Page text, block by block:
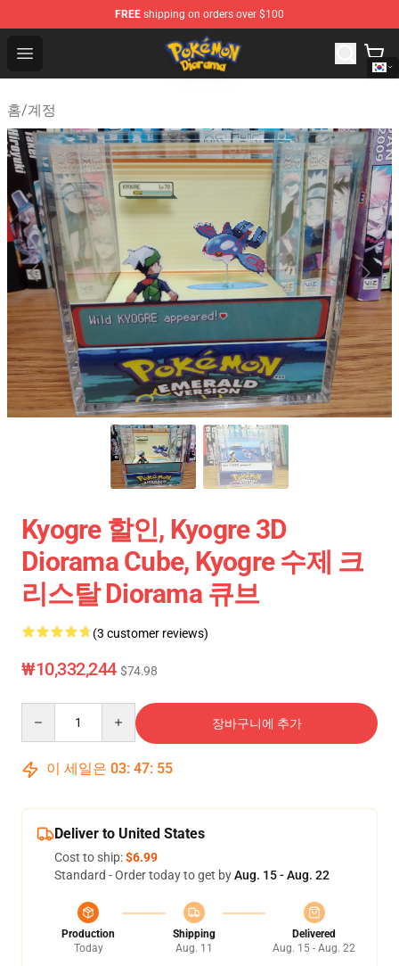
FREE shipping on orders over $100
Open menu
Pokemon Diorama Shop - The Best Store of Pokemon
홈/계정
Kyogre 할인, Kyogre 3D
Diorama Cube, Kyogre 수제 크
리스탈 Diorama 큐브
(3 customer reviews)
₩10,332,244 $74.98
장바구니에 추가
이 세일은 03: 47: 54
Deliver to United States
Cost to ship:$6.99
Standard - Order today to get byAug. 15 - Aug. 22
Production
Today
Shipping
Aug. 11
Delivered
Aug. 15 - Aug. 22